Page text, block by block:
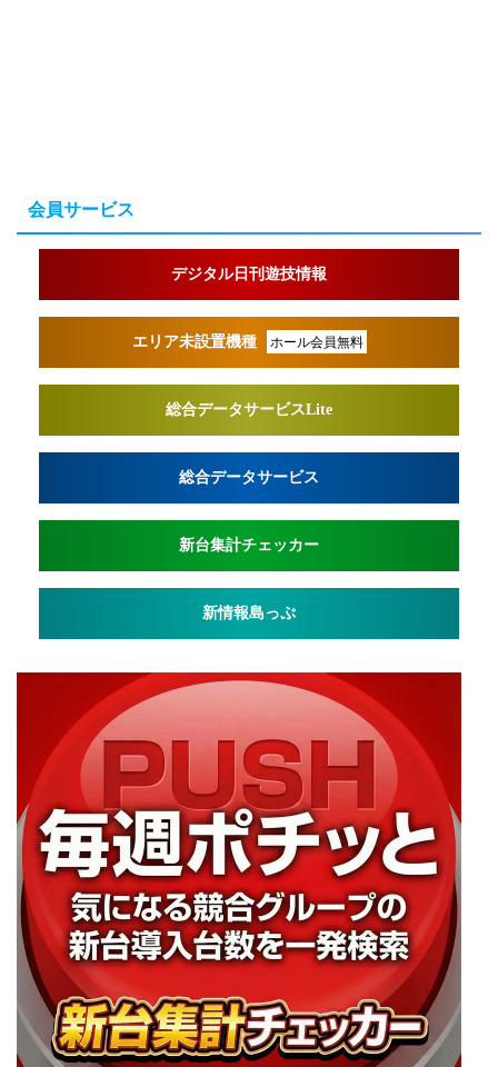
会員サービス
デジタル日刊遊技情報
エリア未設置機種 ホール会員無料
総合データサービスLite
総合データサービス
新台集計チェッカー
新情報島っぷ